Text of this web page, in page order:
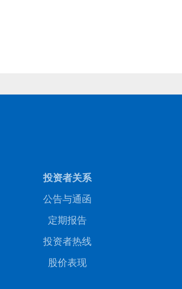
商务合作
人才招聘
投资者关系
公告与通函
定期报告
投资者热线
股价表现